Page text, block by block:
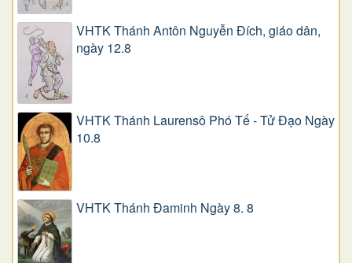
VHTK Thánh Antôn Nguyễn Ðích, giáo dân,
ngày 12.8
VHTK Thánh Laurensô Phó Tế - Tử Đạo Ngày
10.8
VHTK Thánh Đaminh Ngày 8. 8